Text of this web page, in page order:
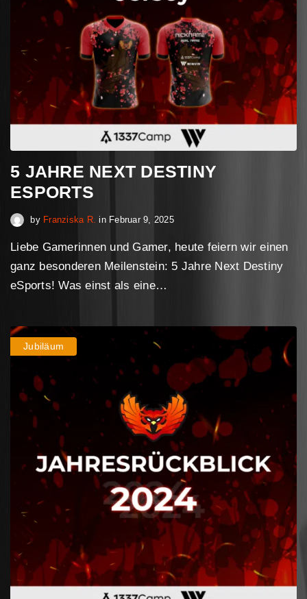
5 JAHRE NEXT DESTINY
ESPORTS
by Franziska R. in Februar 9, 2025Februar 16, 2025
Liebe Gamerinnen und Gamer, heute feiern wir einen
ganz besonderen Meilenstein: 5 Jahre Next Destiny
eSports! Was einst als eine…
Jubiläum